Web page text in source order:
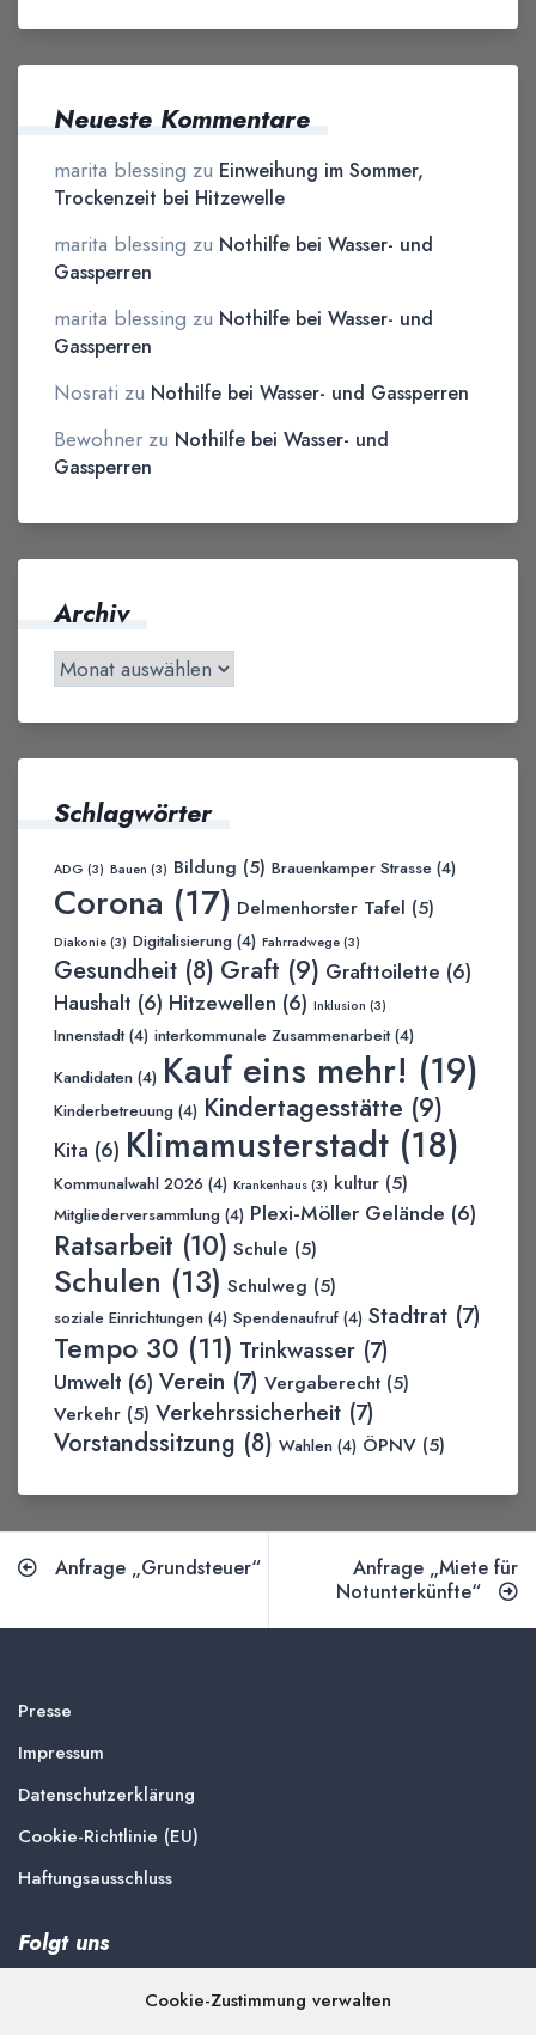
Cookie-Zustimmung verwalten
Neueste Kommentare
marita blessing zu Einweihung im Sommer,
Trockenzeit bei Hitzewelle
marita blessing zu Nothilfe bei Wasser- und
Gassperren
marita blessing zu Nothilfe bei Wasser- und
Gassperren
Nosrati zu Nothilfe bei Wasser- und Gassperren
Bewohnerzu Nothilfe bei Wasser- und
Gassperren
Archiv
Schlagwörter
ADG (3) Bauen (3) Bildung (5) Brauenkamper Strasse (4)
Corona (17) Delmenhorster Tafel (5)
Diakonie (3) Digitalisierung (4) Fahrradwege (3)
Gesundheit (8) Graft (9) Grafttoilette (6)
Haushalt (6) Hitzewellen (6) Inklusion (3)
Innenstadt(4) interkommunale Zusammenarbeit(4)
Kandidaten (4) Kauf eins mehr! (19)
Kinderbetreuung (4) Kindertagesstätte (9)
Kita (6) Klimamusterstadt (18)
Kommunalwahl 2026 (4) Krankenhaus (3) kultur (5)
Mitgliederversammlung (4) Plexi-Möller Gelände (6)
Ratsarbeit (10) Schule (5)
Schulen (13) Schulweg (5)
soziale Einrichtungen (4) Spendenaufruf (4) Stadtrat (7)
Tempo 30 (11) Trinkwasser (7)
Umwelt (6) Verein (7) Vergaberecht (5)
Verkehr (5) Verkehrssicherheit (7)
Vorstandssitzung (8) Wahlen (4) ÖPNV (5)
Anfrage „Grundsteuer“
Anfrage „Miete für
Notunterkünfte“
Presse
Impressum
Datenschutzerklärung
Cookie-Richtlinie (EU)
Haftungsausschluss
Folgt uns